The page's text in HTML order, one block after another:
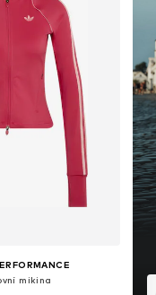
mikina